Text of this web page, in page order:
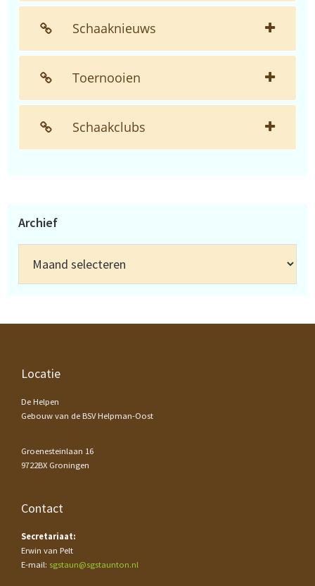
Schaaknieuws
Toernooien
Schaakclubs
Archief
Footer
Locatie
De Helpen
Gebouw van de BSV Helpman-Oost
Groenesteinlaan 16
9722BX Groningen
Contact
Secretariaat:
Erwin van Pelt
E-mail: sgstaun@sgstaunton.nl